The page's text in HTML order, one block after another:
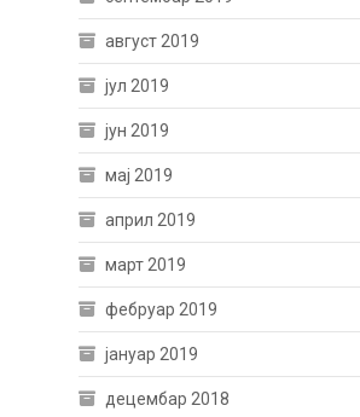
август 2019
јул 2019
јун 2019
мај 2019
април 2019
март 2019
фебруар 2019
јануар 2019
децембар 2018